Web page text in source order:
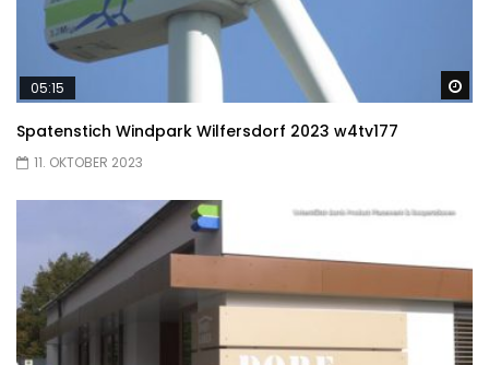
05:15
Spatenstich Windpark Wilfersdorf 2023 w4tv177
11. OKTOBER 2023